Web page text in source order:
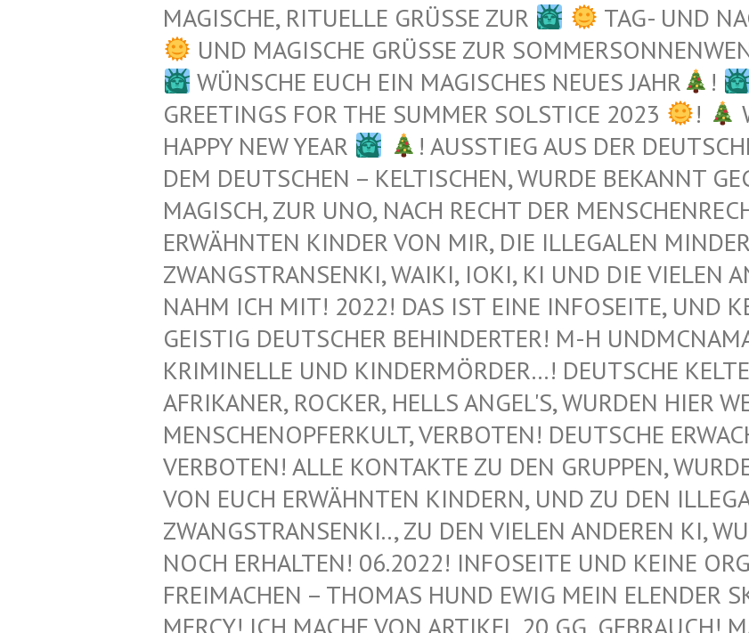
MAGISCHE, RITUELLE GRÜSSE ZUR TAG- UND
UND MAGISCHE GRÜSSE ZUR
WÜNSCHE EUCH EIN MAGISCHES NEUES JAHR
!
GREETINGS FOR THE SUMMER SOLSTICE 2023
!
HAPPY NEW YEAR
! AUSSTIEG AUS DER
EM DEUTSCHEN – KELTISCHEN, WURDE BEKANNT
AGISCH, ZUR UNO, NACH RECHT DER
RWÄHNTEN KINDER VON MIR, DIE ILLEGALEN
WANGSTRANSENKI, WAIKI, IOKI, KI UND DIE VIELEN
AHM ICH MIT! 2022! DAS IST EINE INFOSEITE, UND
EISTIG DEUTSCHER BEHINDERTER! M-H
RIMINELLE UND KINDERMÖRDER…! DEUTSCHE
FRIKANER, ROCKER, HELLS ANGEL'S, WURDEN HIER
ENSCHENOPFERKULT, VERBOTEN! DEUTSCHE
ERBOTEN! ALLE KONTAKTE ZU DEN GRUPPEN,
ON EUCH ERWÄHNTEN KINDERN, UND ZU DEN
WANGSTRANSENKI.., ZU DEN VIELEN ANDEREN KI,
OCH ERHALTEN! 06.2022! INFOSEITE UND KEINE
REIMACHEN – THOMAS HUND EWIG MEIN ELENDER
ERCY! ICH MACHE VON ARTIKEL 20 GG, GEBRAUCH!